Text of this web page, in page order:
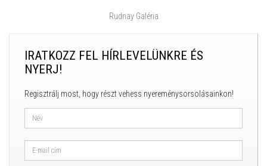
Rudnay Galéria
IRATKOZZ FEL HÍRLEVELÜNKRE ÉS
NYERJ!
Regisztrálj most, hogy részt vehess nyereménysorsolásainkon!